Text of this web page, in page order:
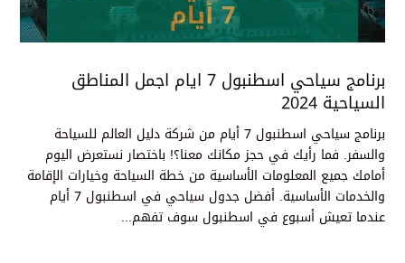
برنامج سياحي اسطنبول 7 ايام اجمل المناطق
السياحية 2024
برنامج سياحي اسطنبول 7 أيام من شركة دليل العالم للسياحة
والسفر. فما رأيك في حجز مكانك معنا؟! باختصار نستعرض اليوم
أمامك جميع المعلومات الأساسية من خطة السياحة وخيارات الإقامة
والخدمات الأساسية. أفضل جدول سياحي في اسطنبول 7 أيام
عندما تعيش أسبوع في اسطنبول سوف تفهم...